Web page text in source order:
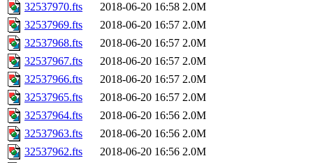
32537970.fts
2018-06-20 16:58 2.0M
32537969.fts
2018-06-20 16:57 2.0M
32537968.fts
2018-06-20 16:57 2.0M
32537967.fts
2018-06-20 16:57 2.0M
32537966.fts
2018-06-20 16:57 2.0M
32537965.fts
2018-06-20 16:57 2.0M
32537964.fts
2018-06-20 16:56 2.0M
32537963.fts
2018-06-20 16:56 2.0M
32537962.fts
2018-06-20 16:56 2.0M